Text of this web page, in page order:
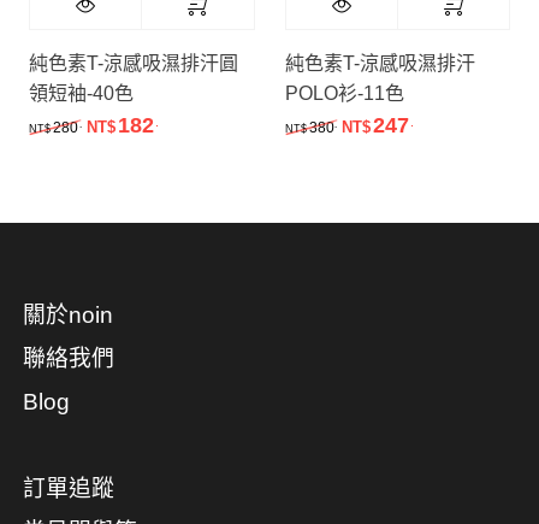
純色素T-涼感吸濕排汗圓
領短袖-40色
NT$ 280. 原始價格：NT$280.。
NT$ 182目前價格：NT$182.。
純色素T-涼感吸濕排汗
POLO衫-11色
NT$ 380. 原始價格：NT$380.。
NT$247
關於noin
聯絡我們
Blog
訂單追蹤